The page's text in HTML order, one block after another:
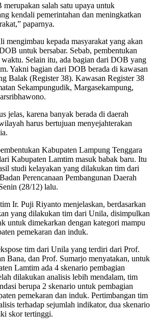
merupakan salah satu upaya untuk
kendali pemerintahan dan meningkatkan
paparnya.
mengimbau kepada masyarakat yang akan
untuk bersabar. Sebab, pembentukan
Selain itu, ada bagian dari DOB yang
Yakni bagian dari DOB berada di kawasan
Balak (Register 38). Kawasan Register 38
Sekampungudik, Margasekampung,
jelas, karena banyak berada di daerah
harus bertujuan menyejahterakan
Kabupaten Lampung Tenggara
Kabupaten Lamtim masuk babak baru. Itu
studi kelayakan yang dilakukan tim dari
Perencanaan Pembangunan Daerah
(28/12) lalu.
Ir. Puji Riyanto menjelaskan, berdasarkan
yang dilakukan tim dari Unila, disimpulkan
untuk dimekarkan dengan kategori mampu
pemekaran dan induk.
tim dari Unila yang terdiri dari Prof.
Bana, dan Prof. Sumarjo menyatakan, untuk
Lamtim ada 4 skenario pembagian
dilakukan analisis lebih mendalam, tim
berupa 2 skenario untuk pembagian
pemekaran dan induk. Pertimbangan tim
terhadap sejumlah indikator, dua skenario
skor tertinggi.